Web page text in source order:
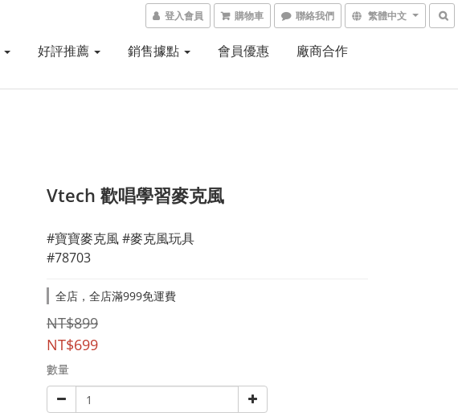
登入會員 購物車 聯絡我們 繁體中文
好評推薦 銷售據點 會員優惠 廠商合作
Vtech 歡唱學習麥克風
#寶寶麥克風 #麥克風玩具
#78703
全店，全店滿999免運費
NT$899
NT$699
數量